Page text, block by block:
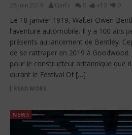
28 juin 2019 Garfz 0 +10 0
Le 18 janvier 1919, Walter Owen
l’aventure automobile. Il y a 100 ans
présents au lancement de Bentley.
de se rattraper en 2019 à
pour le constructeur britannique que
durant le Festival Of […]
READ MORE
NEWS